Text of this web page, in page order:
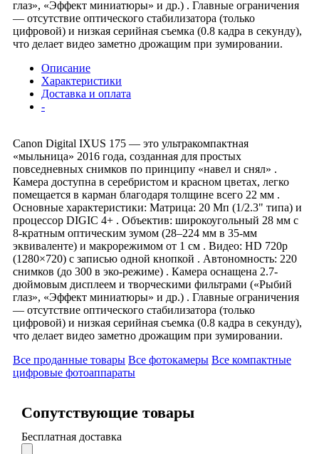
глаз», «Эффект миниатюры» и др.) . Главные ограничения
— отсутствие оптического стабилизатора (только
цифровой) и низкая серийная съемка (0.8 кадра в секунду),
что делает видео заметно дрожащим при зумировании.
Описание
Характеристики
Доставка и оплата
-
Canon Digital IXUS 175 — это ультракомпактная
«мыльница» 2016 года, созданная для простых
повседневных снимков по принципу «навел и снял» .
Камера доступна в серебристом и красном цветах, легко
помещается в карман благодаря толщине всего 22 мм .
Основные характеристики: Матрица: 20 Мп (1/2.3" типа) и
процессор DIGIC 4+ . Объектив: широкоугольный 28 мм с
8-кратным оптическим зумом (28–224 мм в 35-мм
эквиваленте) и макрорежимом от 1 см . Видео: HD 720p
(1280×720) с записью одной кнопкой . Автономность: 220
снимков (до 300 в эко-режиме) . Камера оснащена 2.7-
дюймовым дисплеем и творческими фильтрами («Рыбий
глаз», «Эффект миниатюры» и др.) . Главные ограничения
— отсутствие оптического стабилизатора (только
цифровой) и низкая серийная съемка (0.8 кадра в секунду),
что делает видео заметно дрожащим при зумировании.
Все проданные товары Все фотокамеры Все компактные
цифровые фотоаппараты
Сопутствующие товары
Бесплатная доставка